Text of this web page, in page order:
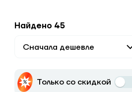
Найдено 45
Только со скидкой